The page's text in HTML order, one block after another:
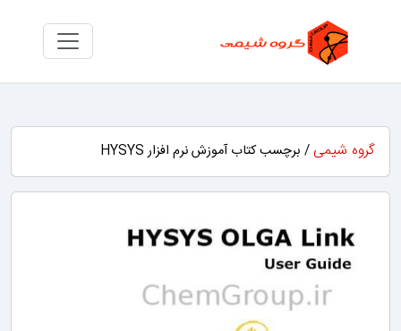
گروه شیمی / برچسب کتاب آموزش نرم افزار HYSYS